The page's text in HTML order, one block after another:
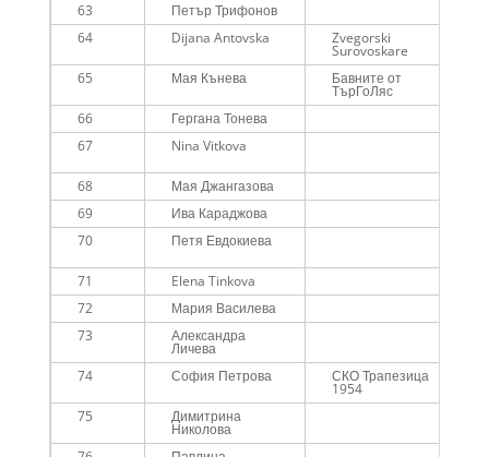
63
Петър Трифонов
64
Dijana Antovska Zvegorski
Surovoskare
65 Мая Кънева Бавните от
ТърГоЛяс
66
Гергана Тонева
67
Nina Vitkova
68
Мая Джангазова
69
Ива Караджова
70
Петя Евдокиева
71
Elena Tinkova
72
Мария Василева
73
Александра
Личева
74 София Петрова СКО Трапезица
1954
75 Димитрина
Николова